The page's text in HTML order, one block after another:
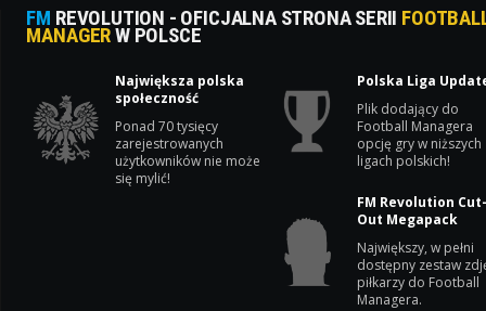
FM REVOLUTION - OFICJALNA STRONA SERII
MANAGERW POLSCE
Największa polska
społeczność
Ponad 70 tysięcy
zarejestrowanych
użytkowników nie może
się mylić!
Polska Liga
Plik dodający do
Football Managera
opcję gry w niższych
ligach polskich!
FM Revolution
Out Megapack
Największy, w pełni
dostępny zestaw
piłkarzy do Football
Managera.